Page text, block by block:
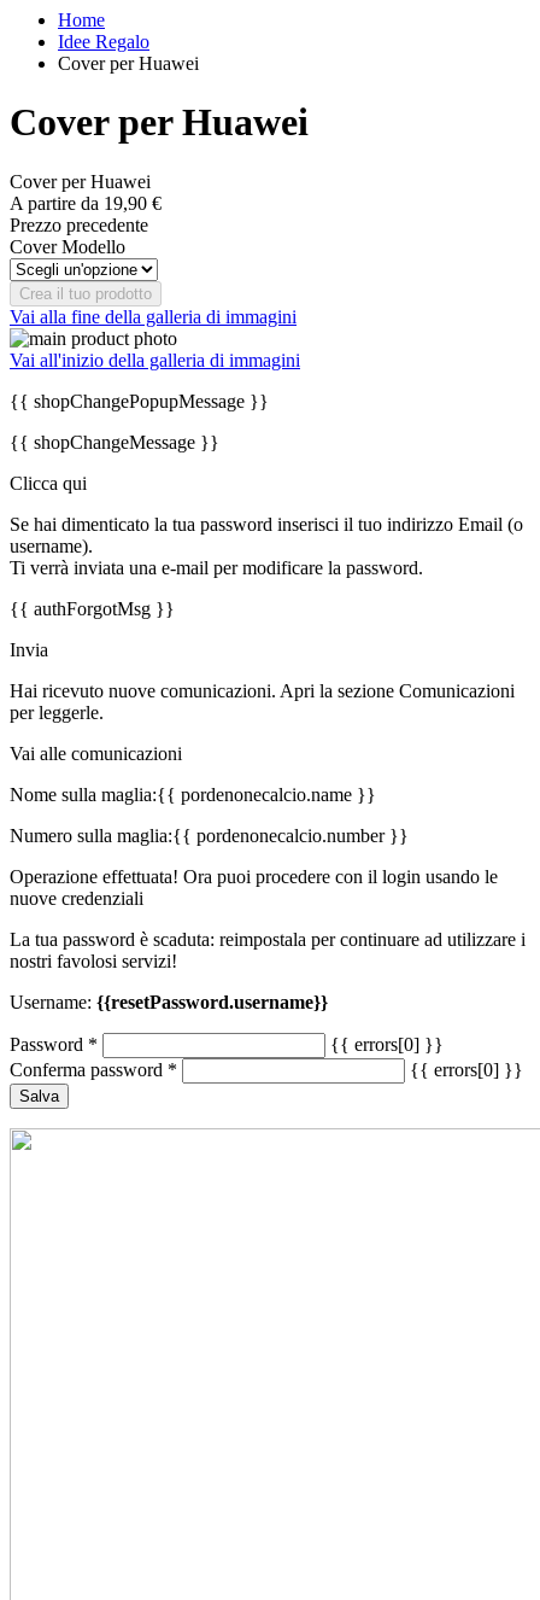
Home
Idee Regalo
Cover per Huawei
Cover per Huawei
Cover per Huawei
A partire da 19,90 €
Prezzo precedente
Cover Modello
Crea il tuo prodotto
Vai alla fine della galleria di immagini
Vai all'inizio della galleria di immagini
{{ shopChangePopupMessage }}
{{ shopChangeMessage }}
Clicca qui
Se hai dimenticato la tua password inserisci il tuo indirizzo Email (o
username).
Ti verrà inviata una e-mail per modificare la password.
{{ authForgotMsg }}
Invia
Hai ricevuto nuove comunicazioni. Apri la sezione Comunicazioni
per leggerle.
Vai alle comunicazioni
Nome sulla maglia:{{ pordenonecalcio.name }}
Numero sulla maglia:{{ pordenonecalcio.number }}
Operazione effettuata! Ora puoi procedere con il login usando le
nuove credenziali
La tua password è scaduta: reimpostala per continuare ad utilizzare i
nostri favolosi servizi!
Username: {{resetPassword.username}}
Password *
{{ errors[0] }}
Conferma password * {{ errors[0] }}
Salva